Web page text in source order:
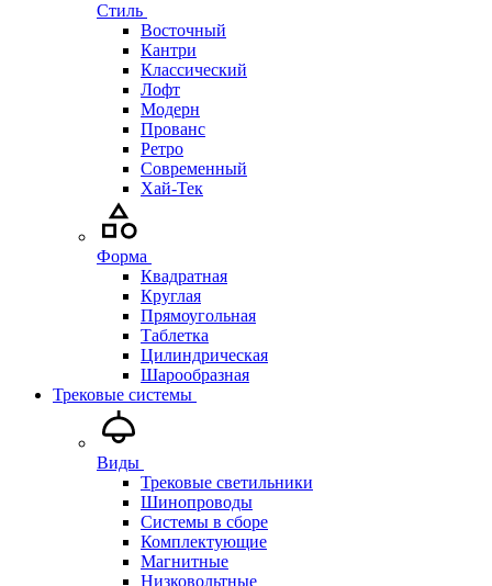
Стиль
Восточный
Кантри
Классический
Лофт
Модерн
Прованс
Ретро
Современный
Хай-Тек
Форма
Квадратная
Круглая
Прямоугольная
Таблетка
Цилиндрическая
Шарообразная
Трековые системы
Виды
Трековые светильники
Шинопроводы
Системы в сборе
Комплектующие
Магнитные
Низковольтные